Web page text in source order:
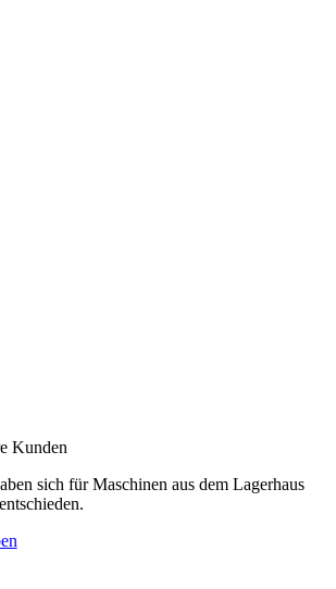
Kunden
sich für Maschinen aus dem Lagerhaus